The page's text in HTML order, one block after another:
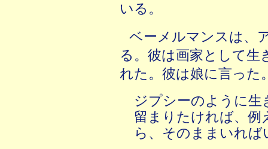
いる。
ベーメルマンスは、
る。彼は画家として生
れた。彼は娘に言った
ジプシーのように生
留まりたければ、
ら、そのままいれば